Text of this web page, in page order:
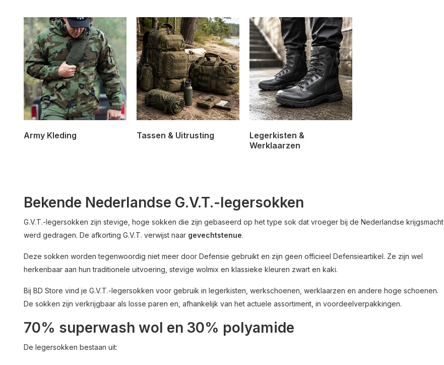
Army Kleding Tassen & Uitrusting
Legerkisten &
Werklaarzen
Bekende Nederlandse G.V.T.-legersokken
G.V.T.-legersokken zijn stevige, hoge sokken die zijn gebaseerd op het type sok dat vroeger bij de Nederlandse krijgsmacht
werd gedragen. De afkorting G.V.T. verwijst naar gevechtstenue.
Deze sokken worden tegenwoordig niet meer door Defensie gebruikt en zijn geen officieel Defensieartikel. Ze zijn wel
herkenbaar aan hun traditionele uitvoering, stevige wolmix en klassieke kleuren zwart en kaki.
Bij BD Store vind je G.V.T.-legersokken voor gebruik in legerkisten, werkschoenen, werklaarzen en andere hoge schoenen.
De sokken zijn verkrijgbaar als losse paren en, afhankelijk van het actuele assortiment, in voordeelverpakkingen.
70% superwash wol en 30% polyamide
De legersokken bestaan uit: